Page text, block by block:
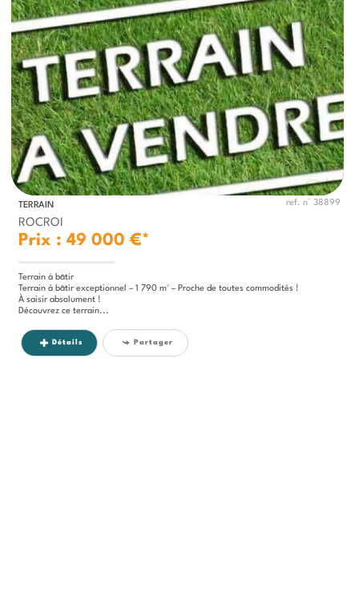
TERRAIN ref. n° 38899
ROCROI
Prix : 49 000 €*
Terrain à bâtir
Terrain à bâtir exceptionnel – 1 790 m² – Proche de toutes commodités !
À saisir absolument !
Découvrez ce terrain...
Détails Partager